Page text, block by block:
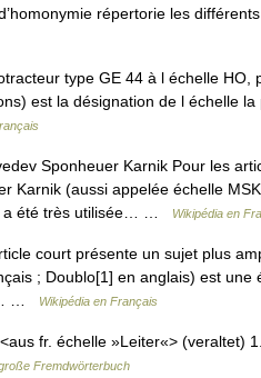
répertorie les
type GE 44 à l échelle HO,
est la désignation de l échelle
Sponheuer Karnik Pour les
Karnik (aussi appelée échelle
a été très utilisée… …
Wikipédia en
court présente un sujet plus
; Doublo[1] en anglais) est
…
Wikipédia en Français
fr. échelle »Leiter«> (veraltet)
Fremdwörterbuch